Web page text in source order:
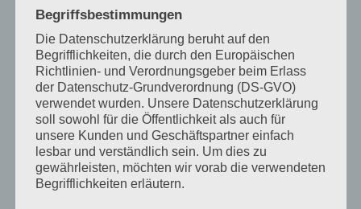
Mehr erfahren
Paare
Entspannung für zwei: Gemeinsam
zur Ruhe kommen, Nähe spüren und
in Einklang schwingen – ganz ohne
Begriffsbestimmungen
Die Datenschutzerklärung beruht auf den
Begrifflichkeiten, die durch den Europäischen
Richtlinien- und Verordnungsgeber beim Erlass
der Datenschutz-Grundverordnung (DS-GVO)
verwendet wurden. Unsere Datenschutzerklärung
soll sowohl für die Öffentlichkeit als auch für
unsere Kunden und Geschäftspartner einfach
lesbar und verständlich sein. Um dies zu
gewährleisten, möchten wir vorab die verwendeten
Begrifflichkeiten erläutern.